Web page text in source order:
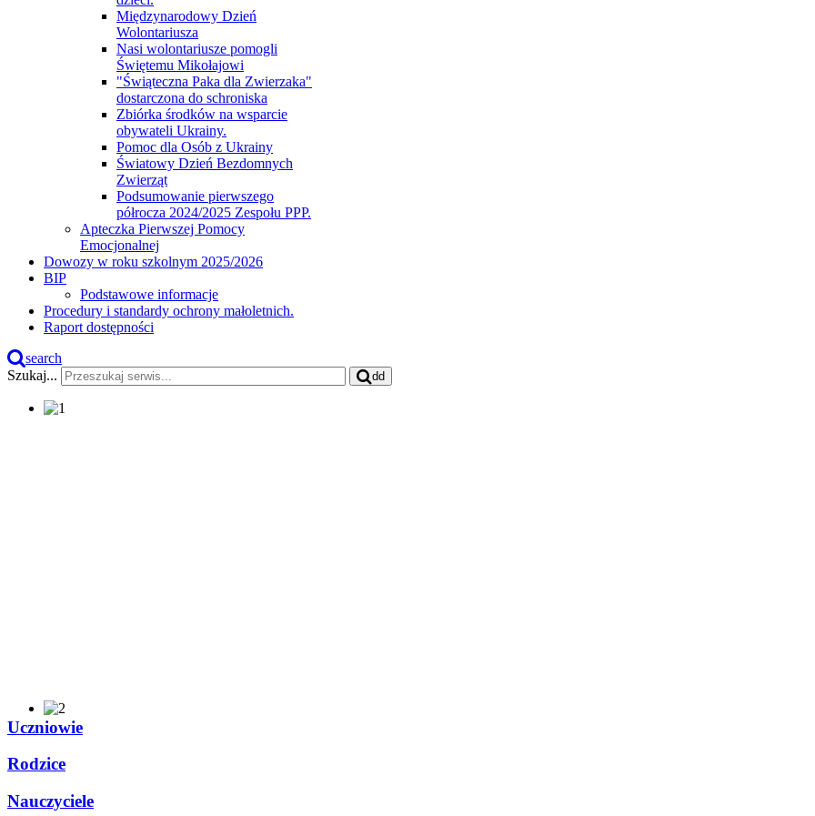
Międzynarodowy Dzień
Wolontariusza
Nasi wolontariusze pomogli
Świętemu Mikołajowi
"Świąteczna Paka dla Zwierzaka"
dostarczona do schroniska
Zbiórka środków na wsparcie
obywateli Ukrainy.
Pomoc dla Osób z Ukrainy
Światowy Dzień Bezdomnych
Zwierząt
Podsumowanie pierwszego
półrocza 2024/2025 Zespołu PPP.
Apteczka Pierwszej Pomocy
Emocjonalnej
Dowozy w roku szkolnym 2025/2026
BIP
Podstawowe informacje
Procedury i standardy ochrony małoletnich.
Raport dostępności
search
Szukaj...
dd
Uczniowie
Rodzice
Nauczyciele